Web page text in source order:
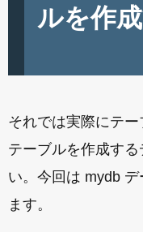
ルを作
それでは実際にテ
テーブルを作成す
い。今回は mydb
ます。